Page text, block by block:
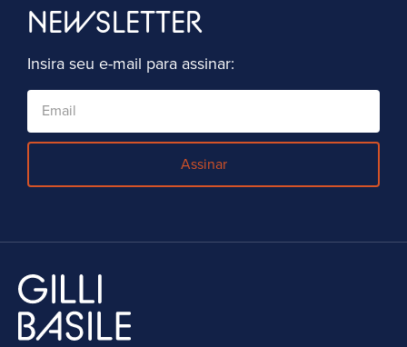
NEWSLETTER
Insira seu e-mail para assinar:
Assinar